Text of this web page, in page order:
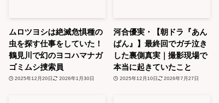
ムロツヨシは絶滅危惧種の
虫を探す仕事をしていた！
鶴見川で幻のヨコハマナガ
ゴミムシ捜索員
2025年12月20日 2026年1月30日
河合優実・【朝ドラ『あん
ぱん』】最終回でガチ泣き
した裏側真実｜撮影現場で
本当に起きていたこと
2025年12月10日 2026年7月27日